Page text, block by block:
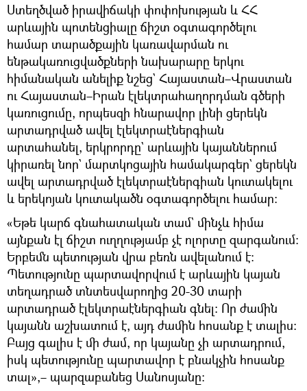
Ստեղծված իրավիճակի փոփոխության և ՀՀ
արևային պոտենցիալը ճիշտ օգտագործելու
համար տարածքային կառավարման ու
ենթակառուցվածքների նախարարը երկու
հիմանական անելիք նշեց` Հայաստան–Վրաստան
ու Հայաստան–Իրան էլեկտրահաղորդման գծերի
կառուցումը, որպեսզի հնարավոր լինի ցերեկն
արտադրված ավել էլեկտրաէներգիան
արտահանել, երկրորդը` արևային կայաններում
կիրառել նոր` մարտկոցային համակարգեր` ցերեկն
ավել արտադրված էլեկտրաէներգիան կուտակելու
և երեկոյան կուտակածն օգտագործելու համար։
«Եթե կարճ գնահատական տամ` մինչև հիմա
այնքան էլ ճիշտ ուղղությամբ չէ ոլորտը զարգանում։
Երբեմն պետության վրա բեռն ավելանում է։
Պետությունը պարտավորվում է արևային կայան
տեղադրած տնտեսվարողից 20-30 տարի
արտադրած էլեկտրաէներգիան գնել։ Որ ժամին
կայանն աշխատում է, այդ ժամին հոսանք է տալիս։
Բայց գալիս է մի ժամ, որ կայանը չի արտադրում,
իսկ պետությունը պարտավոր է բնակչին հոսանք
տալ»,– պարզաբանեց Սանոսյանը։